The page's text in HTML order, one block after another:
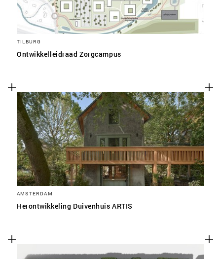
TILBURG
Ontwikkelleidraad Zorgcampus
AMSTERDAM
Herontwikkeling Duivenhuis ARTIS